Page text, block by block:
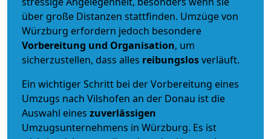
über große Distanzen stattfinden. Umzüge von
Würzburg erfordern jedoch besondere
Vorbereitung und Organisation, um
sicherzustellen, dass alles reibungslosverläuft.
Ein wichtiger Schritt bei der Vorbereitung eines
Umzugs nach Vilshofen an der Donau ist die
Auswahl eines zuverlässigen
Umzugsunternehmens in Würzburg. Es ist